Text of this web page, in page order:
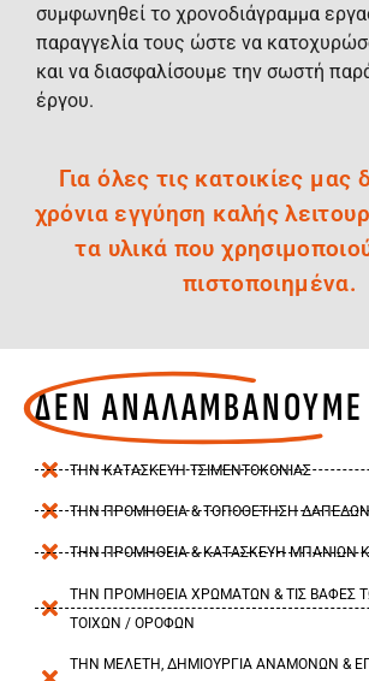
συμφωνηθεί το χρονοδιάγραμμα
παραγγελία τους ώστε να
και να διασφαλίσουμε την σωστή
έργου.
Για όλες τις κατοικίες μας
χρόνια εγγύηση καλής
τα υλικά που
πιστοποιημένα.
ΔΕΝ ΑΝΑΛΑΜΒΑΝΟΥΜΕ
ΤΗΝ ΚΑΤΑΣΚΕΥΗ ΤΣΙΜΕΝΤΟΚΟΝΙΑΣ
ΤΗΝ ΠΡΟΜΗΘΕΙΑ & ΤΟΠΟΘΕΤΗΣΗ ΔΑΠΕΔΩΝ
ΤΗΝ ΠΡΟΜΗΘΕΙΑ & ΚΑΤΑΣΚΕΥΗ ΜΠΑΝΙΩΝ
ΤΗΝ ΠΡΟΜΗΘΕΙΑ ΧΡΩΜΑΤΩΝ & ΤΙΣ ΒΑΦΕΣ
ΤΟΙΧΩΝ / ΟΡΟΦΩΝ
ΤΗΝ ΜΕΛΕΤΗ, ΔΗΜΙΟΥΡΓΙΑ ΑΝΑΜΟΝΩΝ &